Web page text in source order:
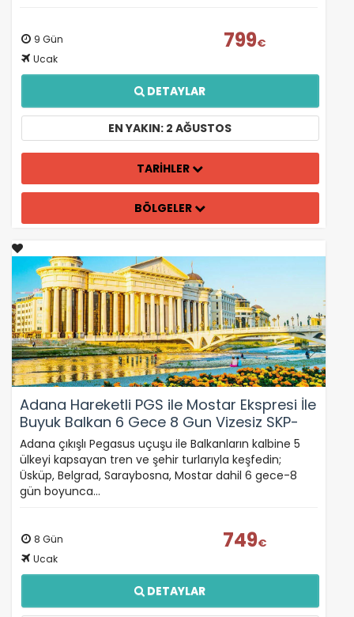
ÇEREZ KULLANIM AYARLARINIZ
Çerez tercihlerinizi
9 Gün
Ucak
799€
DETAYLAR
EN YAKIN: 2 AĞUSTOS
TARİHLER
BÖLGELER
Adana Hareketli PGS ile Mostar Ekspresi İle
Buyuk Balkan 6 Gece 8 Gun Vizesiz SKP-
SKP
Adana çıkışlı Pegasus uçuşu ile Balkanların kalbine 5
ülkeyi kapsayan tren ve şehir turlarıyla keşfedin;
Üsküp, Belgrad, Saraybosna, Mostar dahil 6 gece-8
gün boyunca…
8 Gün
Ucak
749€
DETAYLAR